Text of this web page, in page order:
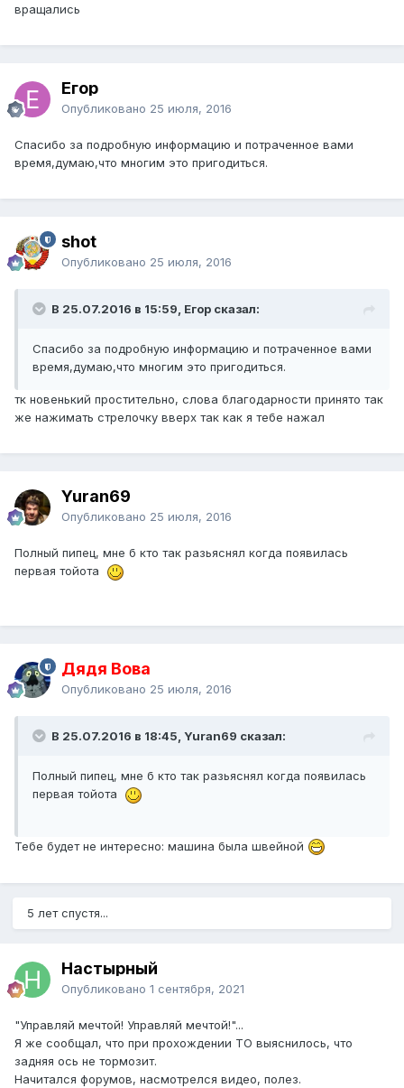
вращались
Егор
Опубликовано 25 июля, 2016
Спасибо за подробную информацию и потраченное вами
время,думаю,что многим это пригодиться.
shot
Опубликовано 25 июля, 2016
В 25.07.2016 в 15:59, Егор сказал:
Спасибо за подробную информацию и потраченное вами
время,думаю,что многим это пригодиться.
тк новенький простительно, слова благодарности принято так
же нажимать стрелочку вверх так как я тебе нажал
Yuran69
Опубликовано 25 июля, 2016
Полный пипец, мне б кто так разьяснял когда появилась
первая тойота
Дядя Вова
Опубликовано 25 июля, 2016
В 25.07.2016 в 18:45, Yuran69 сказал:
Полный пипец, мне б кто так разьяснял когда появилась
первая тойота
Тебе будет не интересно: машина была швейной
5 лет спустя...
Настырный
Опубликовано 1 сентября, 2021
"Управляй мечтой! Управляй мечтой!"...
Я же сообщал, что при прохождении ТО выяснилось, что
задняя ось не тормозит.
Начитался форумов, насмотрелся видео, полез.